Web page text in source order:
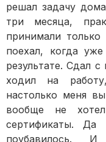
решал задачу
три месяца,
принимали
поехал, когда
результате. Сдал
ходил на
настолько меня
вообще не
сертификаты. Да
поубавилось. И